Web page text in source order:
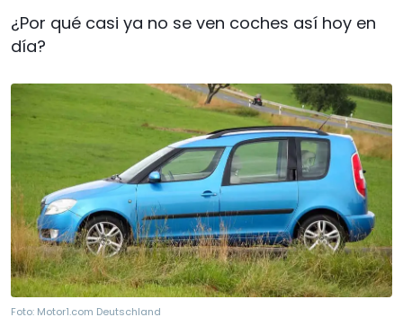
¿Por qué casi ya no se ven coches así hoy en
día?
Foto: Motor1.com Deutschland